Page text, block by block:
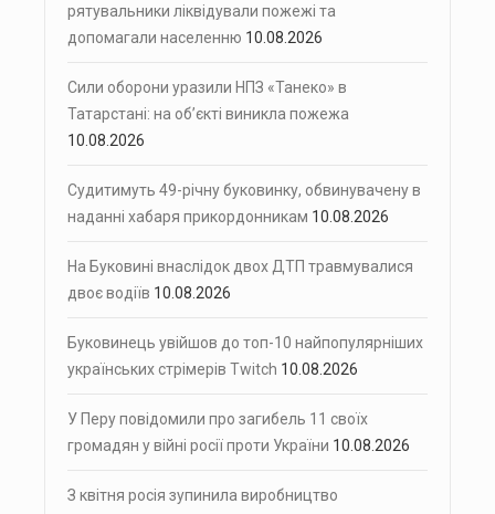
рятувальники ліквідували пожежі та
допомагали населенню 10.08.2026
Сили оборони уразили НПЗ «Танеко» в
Татарстані: на об’єкті виникла пожежа
10.08.2026
Судитимуть 49-річну буковинку, обвинувачену в
наданні хабаря прикордонникам 10.08.2026
На Буковині внаслідок двох ДТП травмувалися
двоє водіїв 10.08.2026
Буковинець увійшов до топ-10 найпопулярніших
українських стрімерів Twitch 10.08.2026
У Перу повідомили про загибель 11 своїх
громадян у війні росії проти України 10.08.2026
З квітня росія зупинила виробництво